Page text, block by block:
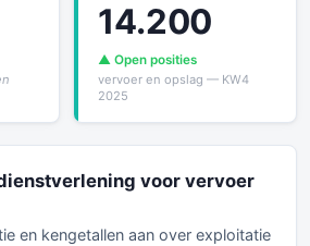
14.200
▲ Open posities
vervoer en opslag — KW4
2025
voor vervoer
en kengetallen aan over exploitatie